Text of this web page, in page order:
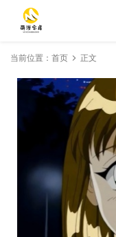
当前位置： 首页 正文